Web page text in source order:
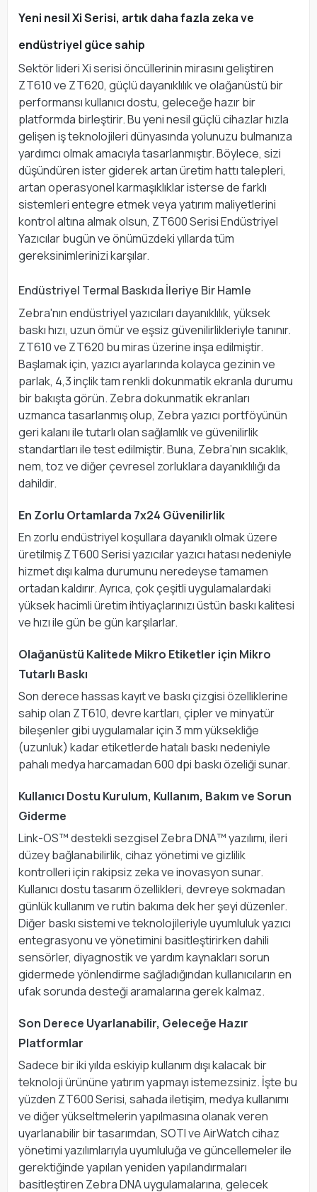
Yeni nesil Xi Serisi, artık daha fazla zeka ve
endüstriyel güce sahip
Sektör lideri Xi serisi öncüllerinin mirasını geliştiren
ZT610 ve ZT620, güçlü dayanıklılık ve olağanüstü bir
performansı kullanıcı dostu, geleceğe hazır bir
platformda birleştirir. Bu yeni nesil güçlü cihazlar hızla
gelişen iş teknolojileri dünyasında yolunuzu bulmanıza
yardımcı olmak amacıyla tasarlanmıştır. Böylece, sizi
düşündüren ister giderek artan üretim hattı talepleri,
artan operasyonel karmaşıklıklar isterse de farklı
sistemleri entegre etmek veya yatırım maliyetlerini
kontrol altına almak olsun, ZT600 Serisi Endüstriyel
Yazıcılar bugün ve önümüzdeki yıllarda tüm
gereksinimlerinizi karşılar.
Endüstriyel Termal Baskıda İleriye Bir Hamle
Zebra'nın endüstriyel yazıcıları dayanıklılık, yüksek
baskı hızı, uzun ömür ve eşsiz güvenilirlikleriyle tanınır.
ZT610 ve ZT620 bu miras üzerine inşa edilmiştir.
Başlamak için, yazıcı ayarlarında kolayca gezinin ve
parlak, 4,3 inçlik tam renkli dokunmatik ekranla durumu
bir bakışta görün. Zebra dokunmatik ekranları
uzmanca tasarlanmış olup, Zebra yazıcı portföyünün
geri kalanı ile tutarlı olan sağlamlık ve güvenilirlik
standartları ile test edilmiştir. Buna, Zebra’nın sıcaklık,
nem, toz ve diğer çevresel zorluklara dayanıklılığı da
dahildir.
En Zorlu Ortamlarda 7x24 Güvenilirlik
En zorlu endüstriyel koşullara dayanıklı olmak üzere
üretilmiş ZT600 Serisi yazıcılar yazıcı hatası nedeniyle
hizmet dışı kalma durumunu neredeyse tamamen
ortadan kaldırır. Ayrıca, çok çeşitli uygulamalardaki
yüksek hacimli üretim ihtiyaçlarınızı üstün baskı kalitesi
ve hızı ile gün be gün karşılarlar.
Olağanüstü Kalitede Mikro Etiketler için Mikro
Tutarlı Baskı
Son derece hassas kayıt ve baskı çizgisi özelliklerine
sahip olan ZT610, devre kartları, çipler ve minyatür
bileşenler gibi uygulamalar için 3 mm yüksekliğe
(uzunluk) kadar etiketlerde hatalı baskı nedeniyle
pahalı medya harcamadan 600 dpi baskı özeliği sunar.
Kullanıcı Dostu Kurulum, Kullanım, Bakım ve Sorun
Giderme
Link-OS™ destekli sezgisel Zebra DNA™ yazılımı, ileri
düzey bağlanabilirlik, cihaz yönetimi ve gizlilik
kontrolleri için rakipsiz zeka ve inovasyon sunar.
Kullanıcı dostu tasarım özellikleri, devreye sokmadan
günlük kullanım ve rutin bakıma dek her şeyi düzenler.
Diğer baskı sistemi ve teknolojileriyle uyumluluk yazıcı
entegrasyonu ve yönetimini basitleştirirken dahili
sensörler, diyagnostik ve yardım kaynakları sorun
gidermede yönlendirme sağladığından kullanıcıların en
ufak sorunda desteği aramalarına gerek kalmaz.
Son Derece Uyarlanabilir, Geleceğe Hazır
Platformlar
Sadece bir iki yılda eskiyip kullanım dışı kalacak bir
teknoloji ürününe yatırım yapmayı istemezsiniz. İşte bu
yüzden ZT600 Serisi, sahada iletişim, medya kullanımı
ve diğer yükseltmelerin yapılmasına olanak veren
uyarlanabilir bir tasarımdan, SOTI ve AirWatch cihaz
yönetimi yazılımlarıyla uyumluluğa ve güncellemeler ile
gerektiğinde yapılan yeniden yapılandırmaları
basitleştiren Zebra DNA uygulamalarına, gelecek